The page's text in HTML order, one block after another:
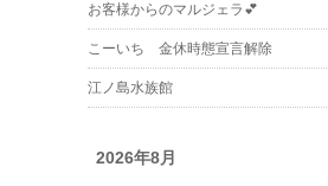
お客様からのマルジェラ💕
こーいち 金休時態宣言解除
江ノ島水族館
2026年8月